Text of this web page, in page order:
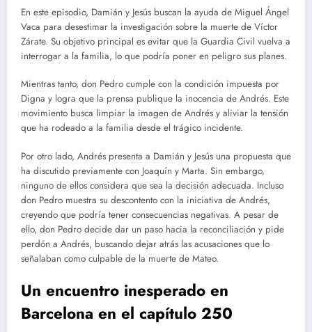
En este episodio, Damián y Jesús buscan la ayuda de Miguel Ángel
Vaca para desestimar la investigación sobre la muerte de Víctor
Zárate. Su objetivo principal es evitar que la Guardia Civil vuelva a
interrogar a la familia, lo que podría poner en peligro sus planes.
Mientras tanto, don Pedro cumple con la condición impuesta por
Digna y logra que la prensa publique la inocencia de Andrés. Este
movimiento busca limpiar la imagen de Andrés y aliviar la tensión
que ha rodeado a la familia desde el trágico incidente.
Por otro lado, Andrés presenta a Damián y Jesús una propuesta que
ha discutido previamente con Joaquín y Marta. Sin embargo,
ninguno de ellos considera que sea la decisión adecuada. Incluso
don Pedro muestra su descontento con la iniciativa de Andrés,
creyendo que podría tener consecuencias negativas. A pesar de
ello, don Pedro decide dar un paso hacia la reconciliación y pide
perdón a Andrés, buscando dejar atrás las acusaciones que lo
señalaban como culpable de la muerte de Mateo.
Un encuentro inesperado en
Barcelona en el capítulo 250